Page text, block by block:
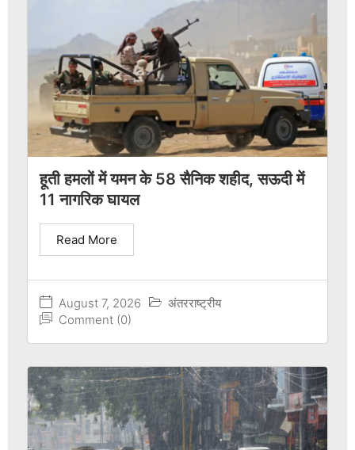
हूती हमलों में यमन के 58 सैनिक शहीद, सऊदी में
11 नागरिक घायल
August 7, 2026
अंतरराष्ट्रीय
Comment (0)
Read More